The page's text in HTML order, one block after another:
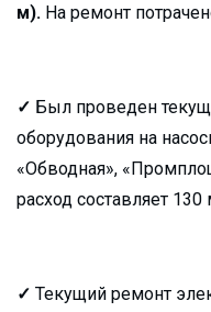
м). На ремонт
✓ Был проведен
оборудования на
«Обводная»,
расход составляет
✓ Текущий ремонт